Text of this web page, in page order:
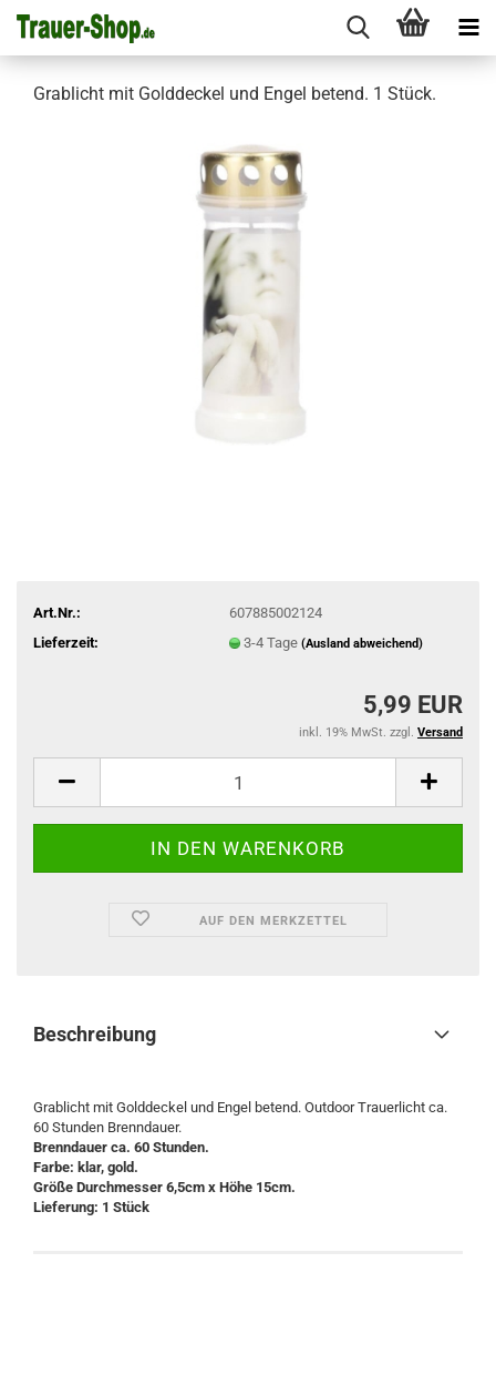
Grablicht mit Golddeckel und Engel betend. 1 Stück.
Art.Nr.:
607885002124
Lieferzeit:
3-4 Tage (Ausland abweichend)
5,99 EUR
inkl. 19% MwSt. zzgl. Versand
AUF DEN MERKZETTEL
Beschreibung
Grablicht mit Golddeckel und Engel betend. Outdoor Trauerlicht ca.
60 Stunden Brenndauer.
Brenndauer ca. 60 Stunden.
Farbe: klar, gold.
Größe Durchmesser 6,5cm x Höhe 15cm.
Lieferung: 1 Stück